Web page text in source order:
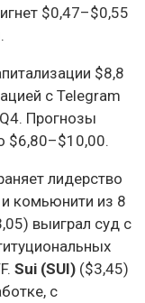
$0,47–$0,55
$8,8
с Telegram
Прогнозы
$6,80–$10,00.
лидерство
комьюнити из 8
выиграл суд с
Sui (SUI) ($3,45)
с